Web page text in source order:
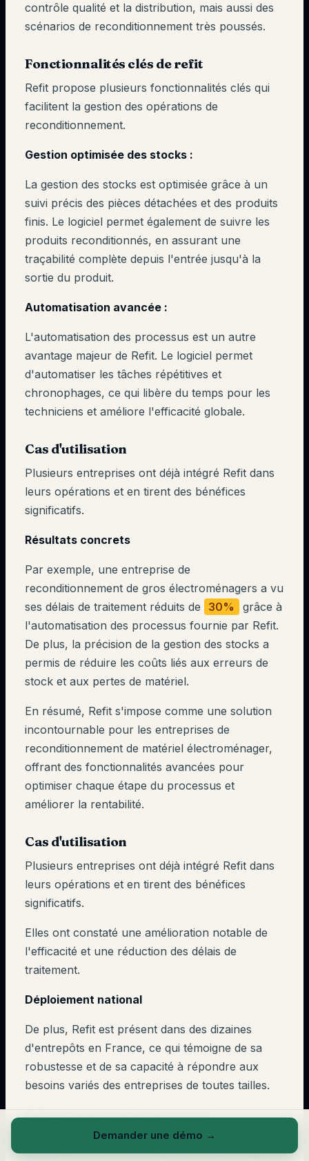
contrôle qualité et la distribution, mais aussi des
scénarios de reconditionnement très poussés.
Fonctionnalités clés de refit
Refit propose plusieurs fonctionnalités clés qui
facilitent la gestion des opérations de
reconditionnement.
Gestion optimisée des stocks :
La gestion des stocks est optimisée grâce à un
suivi précis des pièces détachées et des produits
finis. Le logiciel permet également de suivre les
produits reconditionnés, en assurant une
traçabilité complète depuis l'entrée jusqu'à la
sortie du produit.
Automatisation avancée :
L'automatisation des processus est un autre
avantage majeur de Refit. Le logiciel permet
d'automatiser les tâches répétitives et
chronophages, ce qui libère du temps pour les
techniciens et améliore l'efficacité globale.
Cas d'utilisation
Plusieurs entreprises ont déjà intégré Refit dans
leurs opérations et en tirent des bénéfices
significatifs.
Résultats concrets
Par exemple, une entreprise de
reconditionnement de gros électroménagers a vu
ses délais de traitement réduits de
30%
grâce à
l'automatisation des processus fournie par Refit.
De plus, la précision de la gestion des stocks a
permis de réduire les coûts liés aux erreurs de
stock et aux pertes de matériel.
En résumé, Refit s'impose comme une solution
incontournable pour les entreprises de
reconditionnement de matériel électroménager,
offrant des fonctionnalités avancées pour
optimiser chaque étape du processus et
améliorer la rentabilité.
Cas d'utilisation
Plusieurs entreprises ont déjà intégré Refit dans
leurs opérations et en tirent des bénéfices
significatifs.
Elles ont constaté une amélioration notable de
l'efficacité et une réduction des délais de
traitement.
Déploiement national
De plus, Refit est présent dans des dizaines
d'entrepôts en France, ce qui témoigne de sa
robustesse et de sa capacité à répondre aux
besoins variés des entreprises de toutes tailles.
Refit s'impose comme une solution
incontournable pour les entreprises de
reconditionnement de matériel électroménager,
Demander une démo →